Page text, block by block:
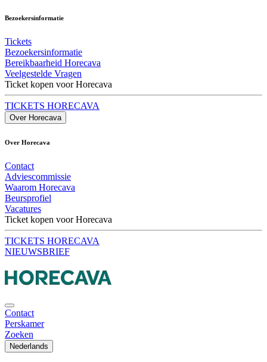
Bezoekersinformatie
Tickets
Bezoekersinformatie
Bereikbaarheid Horecava
Veelgestelde Vragen
Ticket kopen voor Horecava
TICKETS HORECAVA
Over Horecava
Over Horecava
Contact
Adviescommissie
Waarom Horecava
Beursprofiel
Vacatures
Ticket kopen voor Horecava
TICKETS HORECAVA
NIEUWSBRIEF
Contact
Perskamer
Zoeken
Nederlands